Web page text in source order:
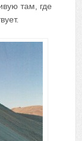
там, где